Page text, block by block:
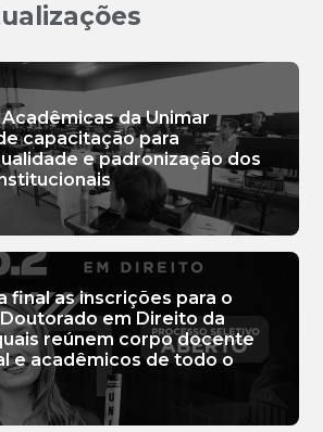
da Unimar
capacitação para
e padronização dos
final as inscrições para o
em Direito da
reúnem corpo docente
e acadêmicos de todo o